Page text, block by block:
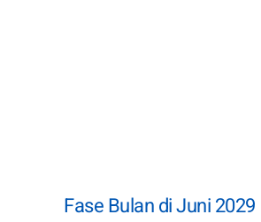
Fase Bulan di Juni 2029